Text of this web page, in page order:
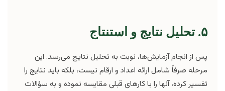
۵. تحلیل نتایج و استنتاج
پس از انجام آزمایش‌ها، نوبت به تحلیل نتایج می‌رسد. این
مرحله صرفاً شامل ارائه اعداد و ارقام نیست، بلکه باید نتایج را
تفسیر کرده، آنها را با کارهای قبلی مقایسه نموده و به سؤالات